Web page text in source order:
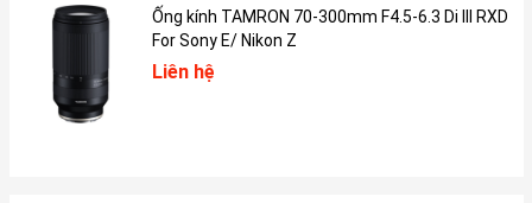
Ống kính TAMRON 70-300mm F4.5-6.3 Di III RXD
For Sony E/ Nikon Z
Liên hệ